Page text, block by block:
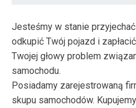
Jesteśmy w stanie
odkupić Twój pojazd i
Twojej głowy problem
samochodu.
Posiadamy zarejestrowaną
skupu samochodów.